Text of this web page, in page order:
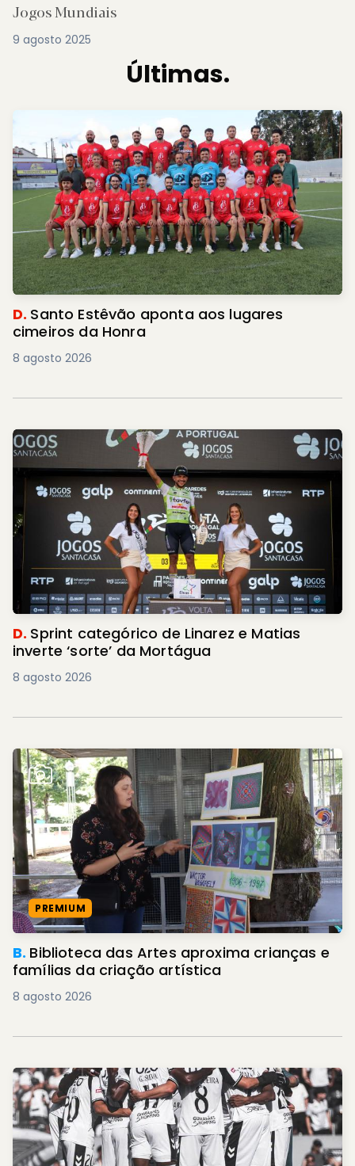
Jogos Mundiais
9 agosto 2025
Últimas.
D. Santo Estêvão aponta aos lugares
cimeiros da Honra
8 agosto 2026
D. Sprint categórico de Linarez e Matias
inverte ‘sorte’ da Mortágua
8 agosto 2026
PREMIUM
B. Biblioteca das Artes aproxima crianças e
famílias da criação artística
8 agosto 2026